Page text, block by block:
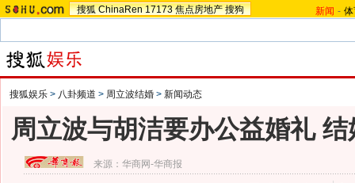
搜狐 ChinaRen 17173 焦点房地产 搜狗 新闻 -
搜狐娱乐 > 八卦频道 > 周立波结婚 > 新闻动态
周立波与胡洁要办公益婚礼
来源： 华商网-华商报